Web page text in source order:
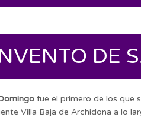
DE
fue el primero de los que
Villa Baja de Archidona a lo